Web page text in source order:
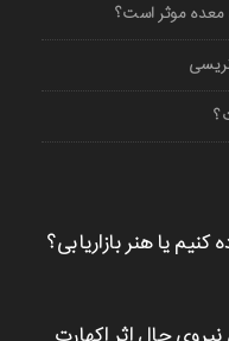
معده موثر است؟
کنیم یا هنر بازاریابی؟